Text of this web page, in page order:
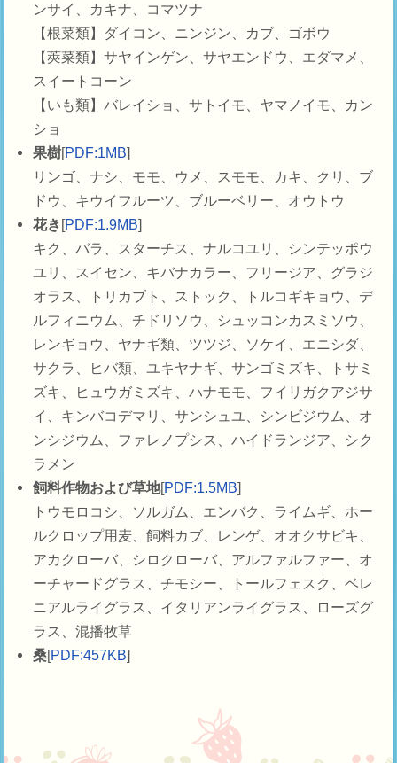
ンサイ、カキナ、コマツナ
【根菜類】ダイコン、ニンジン、カブ、ゴボウ
【莢菜類】サヤインゲン、サヤエンドウ、エダマメ、
スイートコーン
【いも類】バレイショ、サトイモ、ヤマノイモ、カン
ショ
果樹[PDF:1MB]
リンゴ、ナシ、モモ、ウメ、スモモ、カキ、クリ、ブ
ドウ、キウイフルーツ、ブルーベリー、オウトウ
花き [PDF:1.9MB]
キク、バラ、スターチス、ナルコユリ、シンテッポウ
ユリ、スイセン、キバナカラー、フリージア、グラジ
オラス、トリカブト、ストック、トルコギキョウ、デ
ルフィニウム、チドリソウ、シュッコンカスミソウ、
レンギョウ、ヤナギ類、ツツジ、ソケイ、エニシダ、
サクラ、ヒバ類、ユキヤナギ、サンゴミズキ、トサミ
ズキ、ヒュウガミズキ、ハナモモ、フイリガクアジサ
イ、キンバコデマリ、サンシュユ、シンビジウム、オ
ンシジウム、ファレノプシス、ハイドランジア、シク
ラメン
飼料作物および草地[PDF:1.5MB]
トウモロコシ、ソルガム、エンバク、ライムギ、ホー
ルクロップ用麦、飼料カブ、レンゲ、オオクサビキ、
アカクローバ、シロクローバ、アルファルファー、オ
ーチャードグラス、チモシー、トールフェスク、ベレ
ニアルライグラス、イタリアンライグラス、ローズグ
ラス、混播牧草
桑[PDF:457KB]